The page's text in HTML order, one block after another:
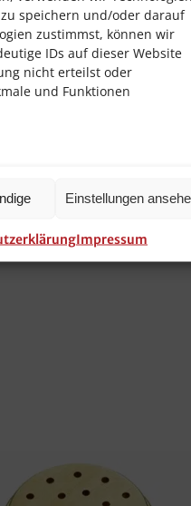
speichern und/oder darauf
zustimmst, können wir
IDs auf dieser Website
nicht erteilst oder
und Funktionen
Einstellungen
Impressum